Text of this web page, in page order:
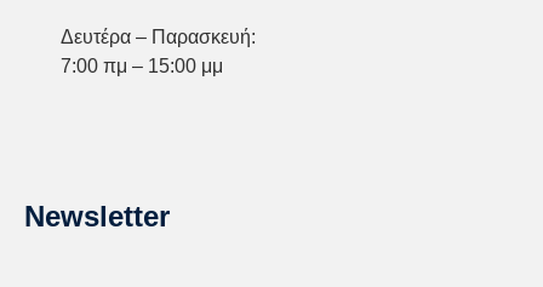
Δευτέρα – Παρασκευή:
7:00 πμ – 15:00 μμ
Newsletter